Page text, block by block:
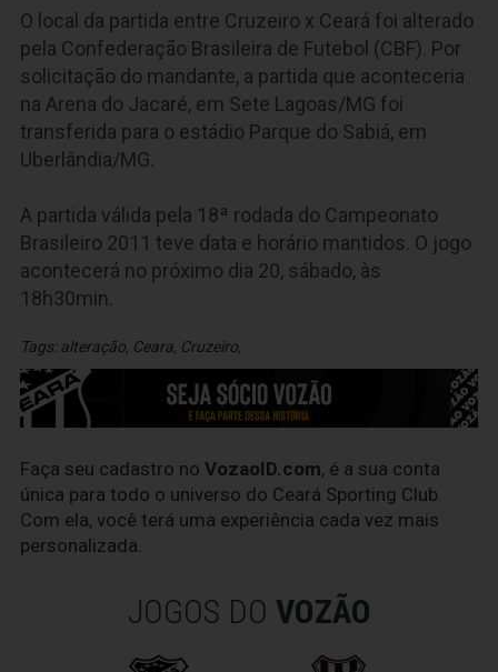
O local da partida entre Cruzeiro x Ceará foi alterado
pela Confederação Brasileira de Futebol (CBF). Por
solicitação do mandante, a partida que aconteceria
na Arena do Jacaré, em Sete Lagoas/MG foi
transferida para o estádio Parque do Sabiá, em
Uberlândia/MG.
A partida válida pela 18ª rodada do Campeonato
Brasileiro 2011 teve data e horário mantidos. O jogo
acontecerá no próximo dia 20, sábado, às
18h30min.
Tags:alteração Ceara Cruzeiro
Faça seu cadastro no VozaoID.com, é a sua conta
única para todo o universo do Ceará Sporting Club.
Com ela, você terá uma experiência cada vez mais
personalizada.
JOGOS DO VOZÃO